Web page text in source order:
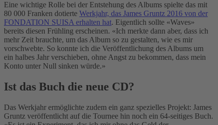
Eine wichtige Rolle bei der Entstehung des Albums spielte das mit
80 000 Franken dotierte Werkjahr, das James Gruntz 2016 von der
FONDATION SUISA erhalten hat. Eigentlich sollte «Waves»
bereits diesen Frühling erscheinen. «Ich merkte dann aber, dass ich
mehr Zeit brauchte, um das Album so zu gestalten, wie es mir
vorschwebte. So konnte ich die Veröffentlichung des Albums um
ein halbes Jahr verschieben, ohne Angst zu bekommen, dass mein
Konto unter Null sinken würde.»
Ist das Buch die neue CD?
Das Werkjahr ermöglichte zudem ein ganz spezielles Projekt: James
Gruntz veröffentlicht auf die Tournee hin noch ein 64-seitiges Buch.